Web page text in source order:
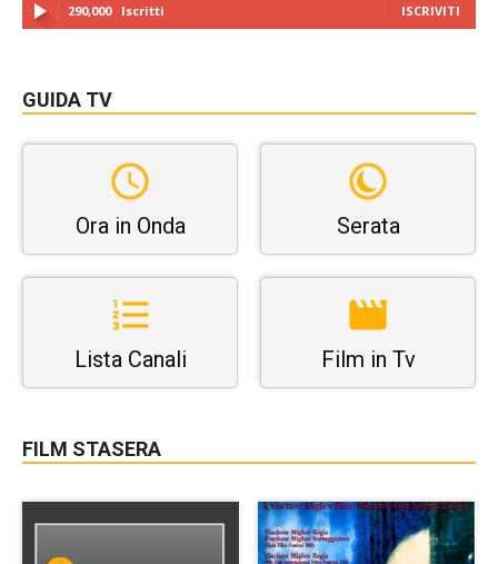
290,000 Iscritti ISCRIVITI
GUIDA TV
Ora in Onda Serata
Lista Canali Film in Tv
FILM STASERA